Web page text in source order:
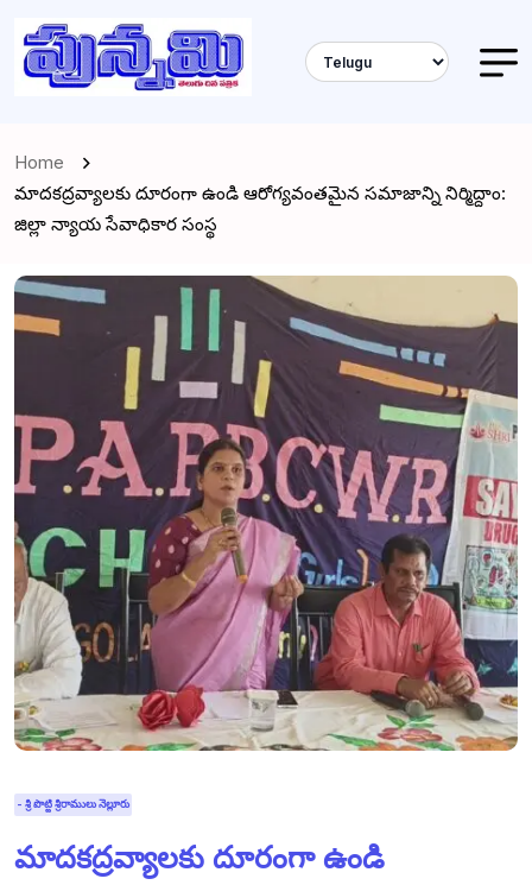
Home
మాదకద్రవ్యాలకు దూరంగా ఉండి ఆరోగ్యవంతమైన సమాజాన్ని నిర్మిద్దాం:
జిల్లా న్యాయ సేవాధికార సంస్థ
- శ్రీ పొట్టి శ్రీరాములు నెల్లూరు
మాదకద్రవ్యాలకు దూరంగా ఉండి